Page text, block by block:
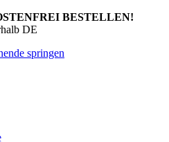
BESTELLEN!
DE
springen